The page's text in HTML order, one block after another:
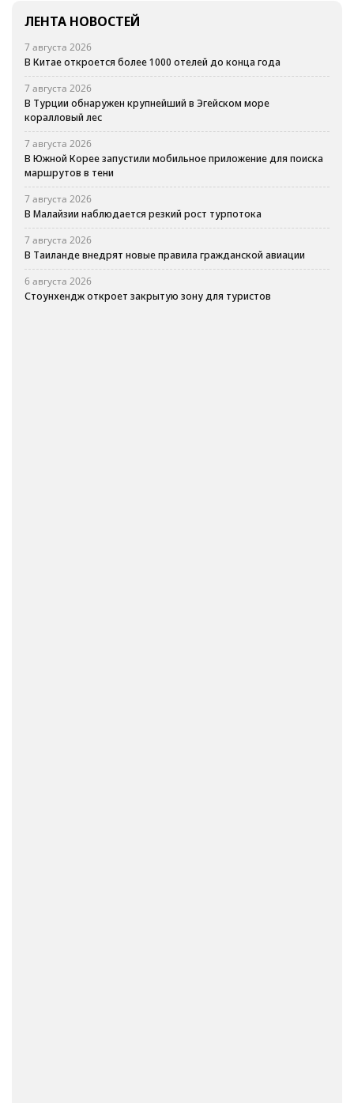
ЛЕНТА НОВОСТЕЙ
7 августа 2026
В Китае откроется более 1000 отелей до конца года
7 августа 2026
В Турции обнаружен крупнейший в Эгейском море
коралловый лес
7 августа 2026
В Южной Корее запустили мобильное приложение для поиска
маршрутов в тени
7 августа 2026
В Малайзии наблюдается резкий рост турпотока
7 августа 2026
В Таиланде внедрят новые правила гражданской авиации
6 августа 2026
Стоунхендж откроет закрытую зону для туристов